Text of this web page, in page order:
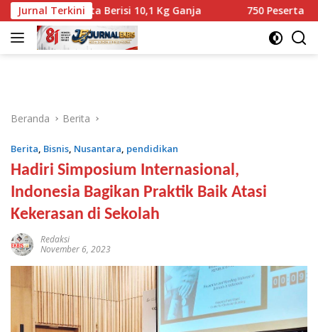
Langsung
ke
konten
Jurnal Terkini
Berisi 10,1 Kg Ganja 750 Peserta Ramaikan Fun
Beranda Berita
Berita, Bisnis, Nusantara, pendidikan
Hadiri Simposium Internasional,
Indonesia Bagikan Praktik Baik Atasi
Kekerasan di Sekolah
Redaksi
November 6, 2023